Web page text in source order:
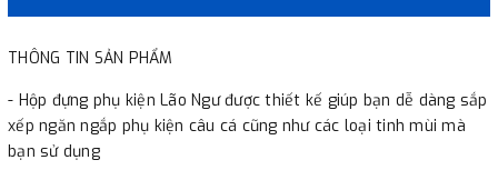
THÔNG TIN SẢN PHẨM
- Hộp đựng phụ kiện Lão Ngư được thiết kế giúp bạn dễ dàng sắp
xếp ngăn ngắp phụ kiện câu cá cũng như các loại tinh mùi mà
bạn sử dụng